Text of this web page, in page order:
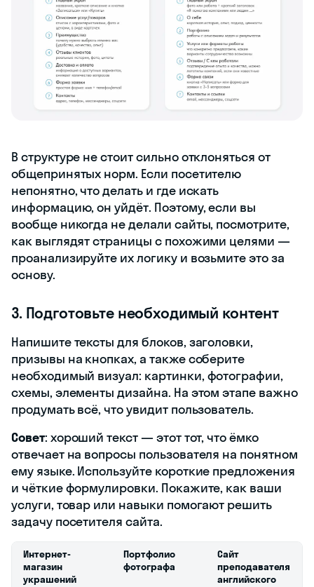
В структуре не стоит сильно отклоняться от
общепринятых норм. Если посетителю
непонятно, что делать и где искать
информацию, он уйдёт. Поэтому, если вы
вообще никогда не делали сайты, посмотрите,
как выглядят страницы с похожими целями —
проанализируйте их логику и возьмите это за
основу.
3. Подготовьте необходимый контент
Напишите тексты для блоков, заголовки,
призывы на кнопках, а также соберите
необходимый визуал: картинки, фотографии,
схемы, элементы дизайна. На этом этапе важно
продумать всё, что увидит пользователь.
Совет: хороший текст — этот тот, что ёмко
отвечает на вопросы пользователя на понятном
ему языке. Используйте короткие предложения
и чёткие формулировки. Покажите, как ваши
услуги, товар или навыки помогают решить
задачу посетителя сайта.
Интернет-
магазин
украшений
Портфолио
фотографа
Сайт
преподавателя
английского